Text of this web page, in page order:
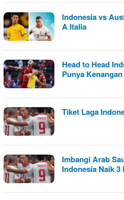
Indonesia vs
A Italia
Head to Head
Punya
Tiket Laga
Imbangi Arab
Indonesia Naik 3